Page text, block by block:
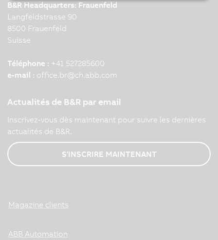
B&R Headquarters: Frauenfeld
Langfeldstrasse 90
8500 Frauenfeld
Suisse
Téléphone : +41 527285600
e-mail : office.br@ch.abb.com
Actualités de B&R par email
Inscrivez-vous dès maintenant pour suivre les dernières
actualités de B&R.
S'INSCRIRE MAINTENANT
Magazine clients
ABB Automation